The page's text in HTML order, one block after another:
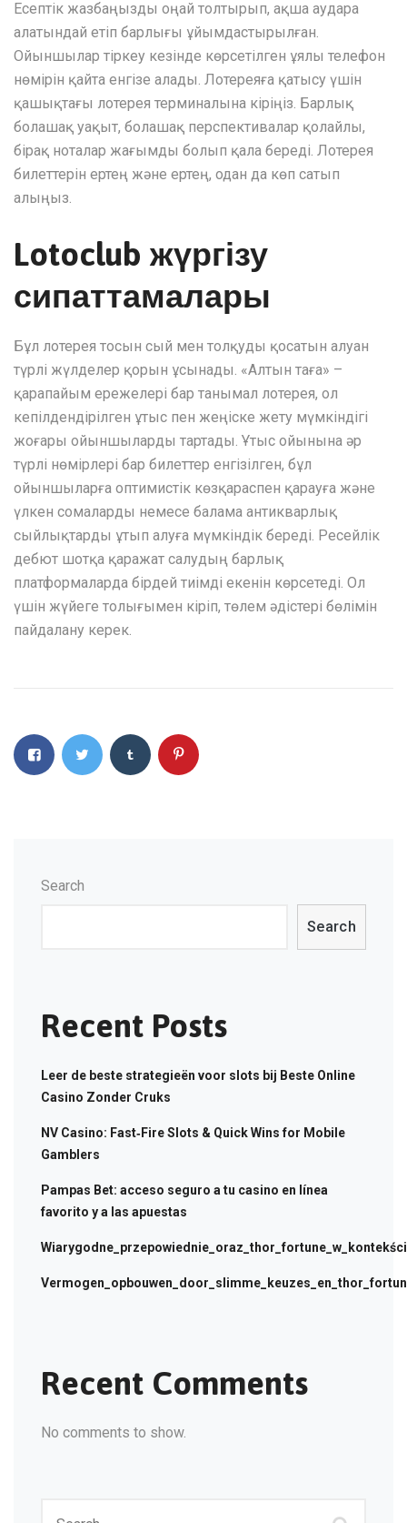
Есептік жазбаңызды оңай толтырып, ақша аудара
алатындай етіп барлығы ұйымдастырылған.
Ойыншылар тіркеу кезінде көрсетілген ұялы телефон
нөмірін қайта енгізе алады. Лотереяға қатысу үшін
қашықтағы лотерея терминалына кіріңіз. Барлық
болашақ уақыт, болашақ перспективалар қолайлы,
бірақ ноталар жағымды болып қала береді. Лотерея
билеттерін ертең және ертең, одан да көп сатып
алыңыз.
Lotoclub жүргізу
сипаттамалары
Бұл лотерея тосын сый мен толқуды қосатын алуан
түрлі жүлделер қорын ұсынады. «Алтын таға» –
қарапайым ережелері бар танымал лотерея, ол
кепілдендірілген ұтыс пен жеңіске жету мүмкіндігі
жоғары ойыншыларды тартады. Ұтыс ойынына әр
түрлі нөмірлері бар билеттер енгізілген, бұл
ойыншыларға оптимистік көзқараспен қарауға және
үлкен сомаларды немесе балама антикварлық
сыйлықтарды ұтып алуға мүмкіндік береді. Ресейлік
дебют шотқа қаражат салудың барлық
платформаларда бірдей тиімді екенін көрсетеді. Ол
үшін жүйеге толығымен кіріп, төлем әдістері бөлімін
пайдалану керек.
Search
Search
Recent Posts
Leer de beste strategieën voor slots bij Beste Online
Casino Zonder Cruks
NV Casino: Fast‑Fire Slots & Quick Wins for Mobile
Gamblers
Pampas Bet: acceso seguro a tu casino en línea
favorito y a las apuestas
Recent Comments
No comments to show.